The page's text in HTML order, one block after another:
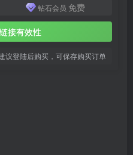
钻石会员 免费
接有效性
议登陆后购买，可保存购买订单